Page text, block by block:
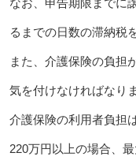
なお、申告期限までに
るまでの日数の滞納税
また、介護保険の負担
気を付けなければなり
介護保険の利用者負担
220万円以上の場合、